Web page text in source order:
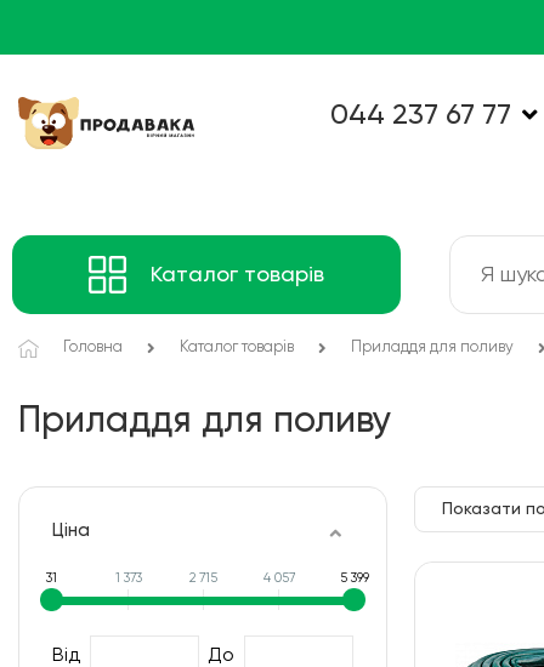
044 237 67 77
Каталог товарів
Головна Каталог товарів Приладдя для поливу
Приладдя для поливу
Ціна
31 1 373 2 715 4 057 5 399
Від До
Показати